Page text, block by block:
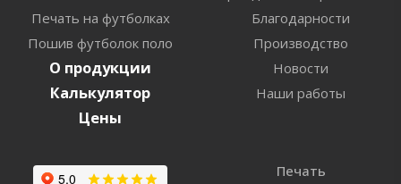
Печать на футболках
Пошив футболок поло
О продукции
Калькулятор
Цены
Благодарности
Производство
Новости
Наши работы
Печать